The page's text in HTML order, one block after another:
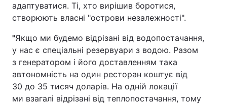
адаптуватися. Ті, хто вирішив боротися,
створюють власні "острови незалежності".
"Якщо ми будемо відрізані від водопостачання,
у нас є спеціальні резервуари з водою. Разом
з генератором і його доставленням така
автономність на один ресторан коштує від
30 до 35 тисяч доларів. На одній локації
ми взагалі відрізані від теплопостачання, тому